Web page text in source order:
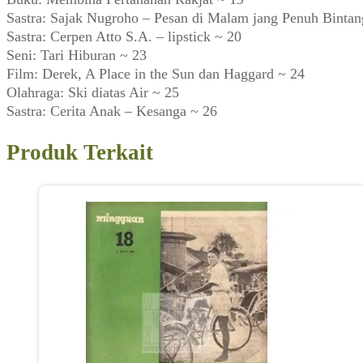
Sastra: Sajak Nugroho – Pesan di Malam jang Penuh
Sastra: Cerpen Atto S.A. – lipstick ~ 20
Seni: Tari Hiburan ~ 23
Film: Derek, A Place in the Sun dan Haggard ~ 24
Olahraga: Ski diatas Air ~ 25
Sastra: Cerita Anak – Kesanga ~ 26
Produk Terkait